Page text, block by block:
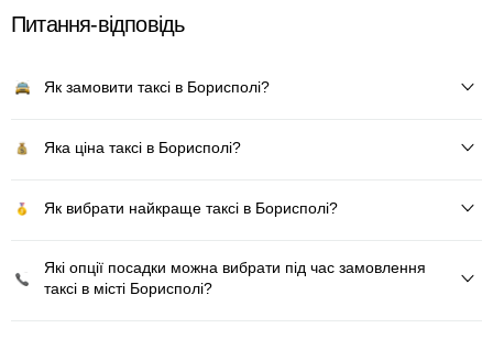
Питання-відповідь
Як замовити таксі в Борисполі?
Яка ціна таксі в Борисполі?
Як вибрати найкраще таксі в Борисполі?
Які опції посадки можна вибрати під час замовлення
таксі в місті Борисполі?